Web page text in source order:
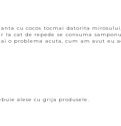
cu cocos tocmai datorita
la cat de repede se consuma
o problema acuta, cum am avut eu
alese cu grija produsele.